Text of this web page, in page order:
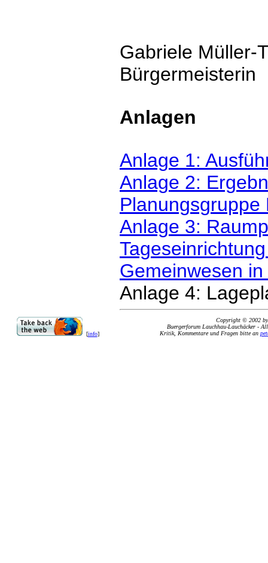
Gabriele Müller-
Bürgermeisterin
Anlagen
Anlage 1:
Anlage 2:
Anlage 3:
Gemeinwesen
Anlage 4:
[info]
Copyright © 2002
Buergerforum Lauchhau-Lauchäcker -
Kritik, Kommentare und Fragen bitte an